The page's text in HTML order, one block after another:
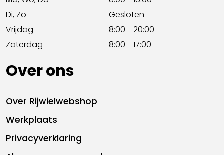
Di, Zo
Gesloten
Vrijdag
8:00 - 20:00
Zaterdag
8:00 - 17:00
Over ons
Over Rijwielwebshop
Werkplaats
Privacyverklaring